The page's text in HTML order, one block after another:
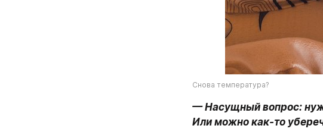
Снова температура?
— Насущный вопрос:
Или можно как-то